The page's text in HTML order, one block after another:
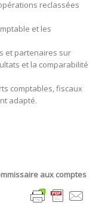
reclassées
et les
et partenaires sur
et la comparabilité
comptables, fiscaux
adapté.
aux comptes